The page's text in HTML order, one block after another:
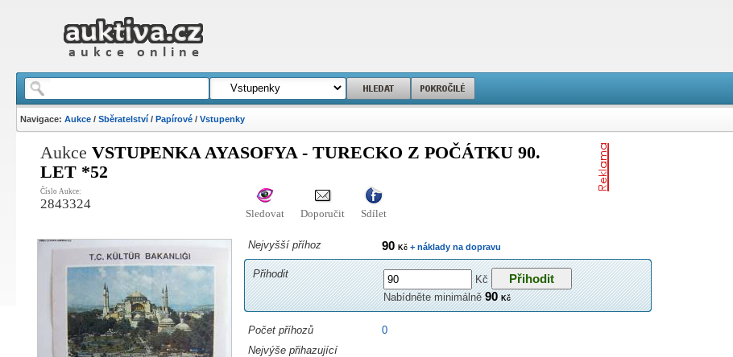
Navigace:Aukce /Sběratelství /Papírové /Vstupenky
AukceVSTUPENKA AYASOFYA - TURECKO Z POČÁTKU 90.
LET *52
Číslo Aukce:
2843324
Sledovat Doporučit Sdílet
Nejvyšší příhoz 90Kč + náklady na dopravu
Přihodit
Kč
Nabídněte minimálně90Kč
Počet příhozů
0
Nejvýše přihazující